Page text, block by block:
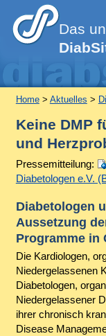
Das
Home> Aktuelles >
Keine DMP
und
Pressemitteilung:
Diabetologen e.V.
Diabetologen
Aussetzung
Programme in
Die Kardiologen,
Niedergelassenen
Diabetologen,
Niedergelassener
ihrer chronisch
Disease